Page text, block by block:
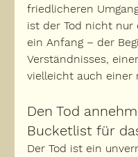
friedlicheren
ist der Tod nicht nur
ein Anfang – der
Verständnisses,
vielleicht auch einer
Den Tod
Bucketlist für
Der Tod ist ein